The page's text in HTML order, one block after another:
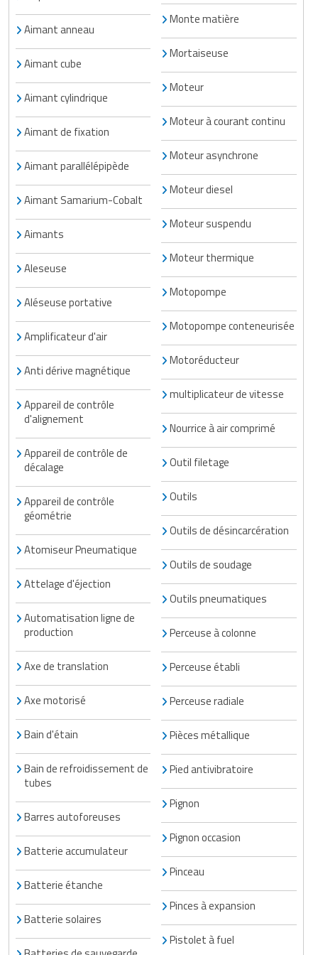
Matériel de musculation
Vêtement sportif
Rôtisserie professionnelle
Sautause professionnelle
Table de cuisson professionnelle
Tables de préparation réfrigérées
Ustensile de cuisine
Vaisselle restaurant
Vitrines réfrigérées
Aimant anneau
Aimant cube
Aimant cylindrique
Aimant de fixation
Aimant parallélépipède
Aimant Samarium-Cobalt
Aimants
Aleseuse
Aléseuse portative
Amplificateur d'air
Anti dérive magnétique
Appareil de contrôle
d'alignement
Appareil de contrôle de
décalage
Appareil de contrôle
géométrie
Atomiseur Pneumatique
Attelage d'éjection
Automatisation ligne de
production
Axe de translation
Axe motorisé
Bain d'étain
Bain de refroidissement de
tubes
Barres autoforeuses
Batterie accumulateur
Batterie étanche
Batterie solaires
Monte matière
Mortaiseuse
Moteur
Moteur à courant continu
Moteur asynchrone
Moteur diesel
Moteur suspendu
Moteur thermique
Motopompe
Motopompe conteneurisée
Motoréducteur
multiplicateur de vitesse
Nourrice à air comprimé
Outil filetage
Outils
Outils de désincarcération
Outils de soudage
Outils pneumatiques
Perceuse à colonne
Perceuse établi
Perceuse radiale
Pièces métallique
Pied antivibratoire
Pignon
Pignon occasion
Pinceau
Pinces à expansion
Pistolet à fuel